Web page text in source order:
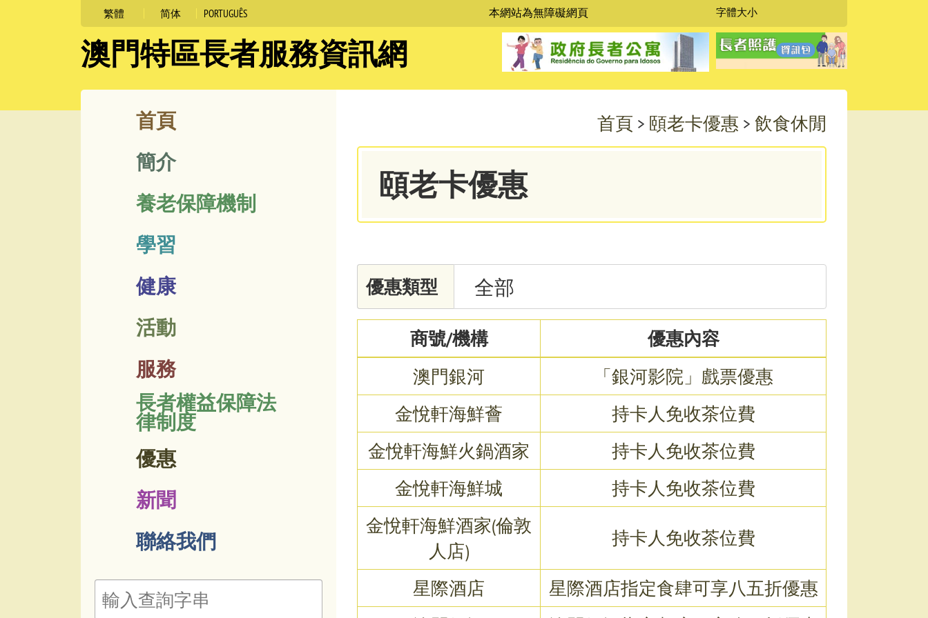
繁體 简体 PORTUGUÊS 本網站為無障礙網頁 字體大小
型
大
小：
原
型
大
小：
較
型
大
小：
最
澳門特區長者服務資訊網
首頁
簡介
養老保障機制
學習
健康
活動
服務
長者權益保障法
律制度
優惠
新聞
聯絡我們
搜
位
置
首頁 > 頤老卡優惠 > 飲食休閒
頤老卡優惠
優
惠
類
型
優惠類型 全部
商號/機構
優惠內容
澳門銀河
「銀河影院」戲票優惠
金悅軒海鮮薈
持卡人免收茶位費
金悅軒海鮮火鍋酒家
持卡人免收茶位費
金悅軒海鮮城
持卡人免收茶位費
金悅軒海鮮酒家(倫敦
人店)
持卡人免收茶位費
星際酒店
星際酒店指定食肆可享八五折優惠